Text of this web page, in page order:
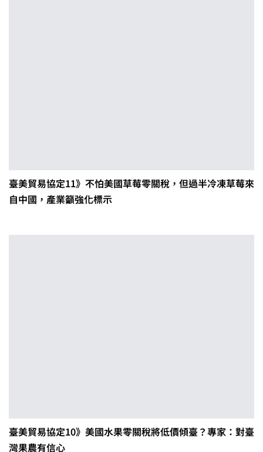
臺美貿易協定11》不怕美國草莓零關稅，但過半冷凍草莓來
自中國，產業籲強化標示
臺美貿易協定10》美國水果零關稅將低價傾臺？專家：對臺